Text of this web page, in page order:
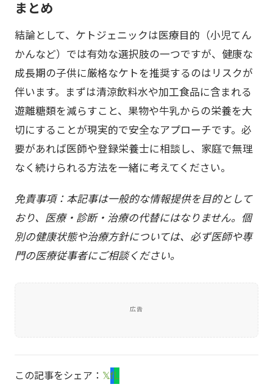
まとめ
結論として、ケトジェニックは医療目的（小児てん
かんなど）では有効な選択肢の一つですが、健康な
成長期の子供に厳格なケトを推奨するのはリスクが
伴います。まずは清涼飲料水や加工食品に含まれる
遊離糖類を減らすこと、果物や牛乳からの栄養を大
切にすることが現実的で安全なアプローチです。必
要があれば医師や登録栄養士に相談し、家庭で無理
なく続けられる方法を一緒に考えてください。
免責事項：本記事は一般的な情報提供を目的として
おり、医療・診断・治療の代替にはなりません。個
別の健康状態や治療方針については、必ず医師や専
門の医療従事者にご相談ください。
広告
この記事をシェア： 𝕏fL